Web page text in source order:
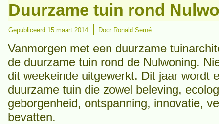
Duurzame tuin rond
Gepubliceerd 15 maart 2014 | Door Ronald Serné
Vanmorgen met een duurzame
de duurzame tuin rond de Nulwoning.
dit weekeinde uitgewerkt. Dit jaar wordt
duurzame tuin die zowel beleving,
geborgenheid, ontspanning, innovatie,
bevatten.